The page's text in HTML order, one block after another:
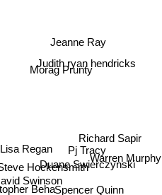
Hockensmith
Swinson
Lisa Regan
Pj Tracy
Duane Swierczynski
Richard Sapir
Warren Murphy
Morag Prunty
Judith ryan hendricks
Jeanne Ray